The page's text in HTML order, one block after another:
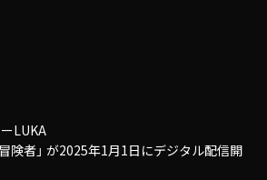
LUKA
険者」 が2025年1月1日にデジタル配信開